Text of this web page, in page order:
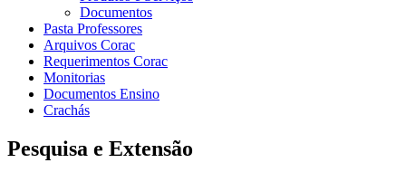
Documentos
Pasta Professores
Arquivos Corac
Requerimentos Corac
Monitorias
Documentos Ensino
Crachás
Pesquisa e Extensão